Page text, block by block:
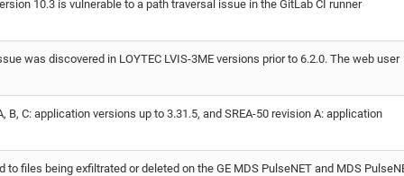
перезаписать произвольные файлы
трафика FortiWAN, связанная с ошибками при обработке
позволяющая нарушителю оказать воздействие на
трафика с интегрированным сервисом WEB-безопасности и
обойти процесс аутентификации и удалить произвол...
10.3 is vulnerable to a path traversal issue in the GitLab CI runner
was discovered in LOYTEC LVIS-3ME versions prior to 6.2.0. The web user
B, C: application versions up to 3.31.5, and SREA-50 revision A: application
to files being exfiltrated or deleted on the GE MDS PulseNET and MDS